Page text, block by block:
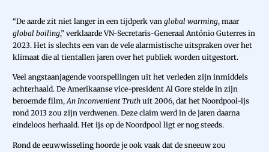
“De aarde zit niet langer in een tijdperk van global warming, maar
global boiling,” verklaarde VN-Secretaris-Generaal António Guterres in
2023. Het is slechts een van de vele alarmistische uitspraken over het
klimaat die al tientallen jaren over het publiek worden uitgestort.
Veel angstaanjagende voorspellingen uit het verleden zijn inmiddels
achterhaald. De Amerikaanse vice-president Al Gore stelde in zijn
beroemde film,An Inconvenient Truth uit 2006, dat het Noordpool-ijs
rond 2013 zou zijn verdwenen. Deze claim werd in de jaren daarna
eindeloos herhaald. Het ijs op de Noordpool ligt er nog steeds.
Rond de eeuwwisseling hoorde je ook vaak dat de sneeuw zou